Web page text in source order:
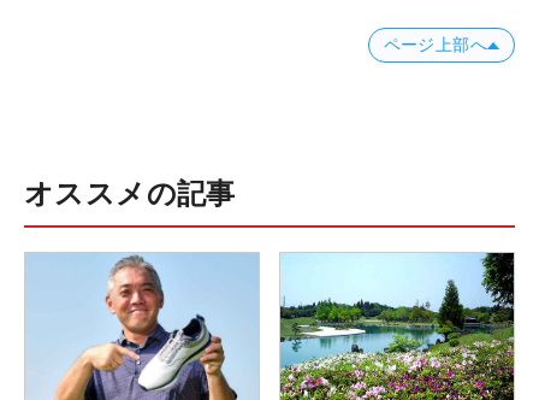
ページ上部へ
オススメの記事